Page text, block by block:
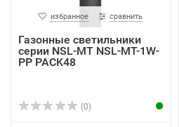
избранное сравнить
Газонные светильники
серии NSL-MT NSL-MT-1W-
PP PACK48
(0)